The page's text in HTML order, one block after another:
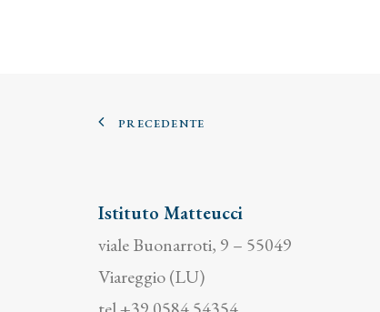
PRECEDENTE
Istituto Matteucci
viale Buonarroti, 9 – 55049
Viareggio (LU)